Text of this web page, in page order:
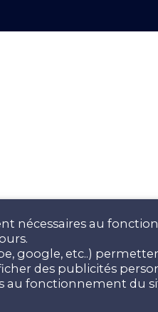
nécessaires au
google, etc..)
des publicités
au fonctionnement du